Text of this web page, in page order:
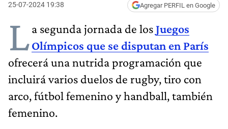
25-07-2024 19:38 Agregar PERFIL en Google
La segunda jornada de losJuegos
Olímpicos que se disputan en París
ofrecerá una nutrida programación que
incluirá varios duelos de rugby, tiro con
arco, fútbol femenino y handball, también
femenino.